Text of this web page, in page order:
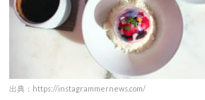
出典：https://instagrammernews.com/